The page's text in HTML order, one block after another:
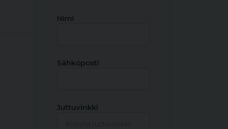
Nimi
Sähköposti
Juttuvinkki